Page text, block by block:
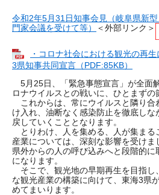
令和2年5月31日知事会見（岐阜県新
門家会議を受けて等）
＜外部リンク＞
・コロナ社会における観光の再
3県知事共同宣言（PDF:85KB）
5月25日、「緊急事態宣言」が全面
ロナウイルスとの戦いに、ひとまずの
これからは、常にウイルスと隣り合
け入れ、油断なく感染防止を徹底しな
戻していくこととなります。
とりわけ、人を集める、人が集まる
産業については、深刻な影響を受けま
県外からの人の呼び込みへと段階的に
になります。
そこで、観光地の早期再生を目指し
な観光産業の構築に向けて、東海3県
めてまいります。